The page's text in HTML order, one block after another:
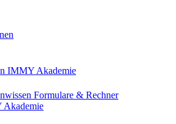
IMMY Akademie
Formulare & Rechner